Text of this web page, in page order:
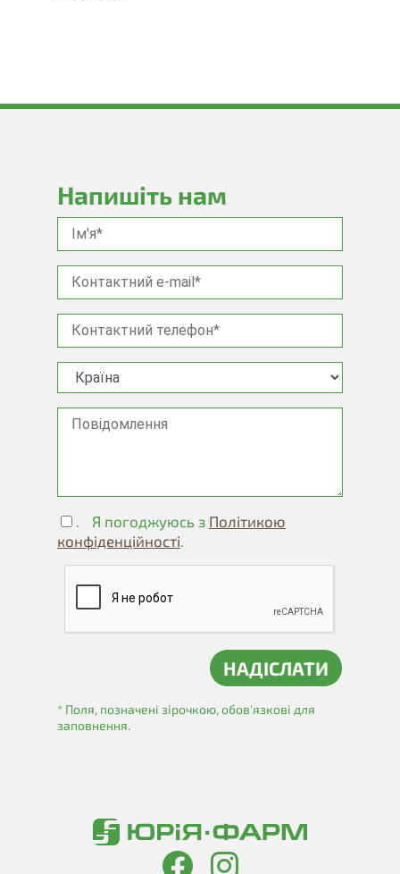
Напишіть нам
. Я погоджуюсь з Політикою
конфіденційності.
* Поля, позначені зірочкою, обов'язкові для
заповнення.